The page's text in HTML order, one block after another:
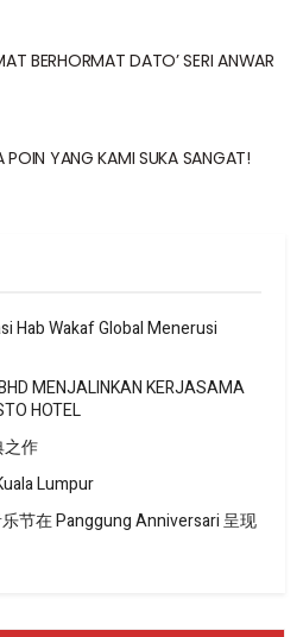
BERHORMAT DATO’ SERI ANWAR
YANG KAMI SUKA SANGAT!
Hab Wakaf Global Menerusi
MENJALINKAN KERJASAMA
HOTEL
之作
Lumpur
节在 Panggung Anniversari 呈现